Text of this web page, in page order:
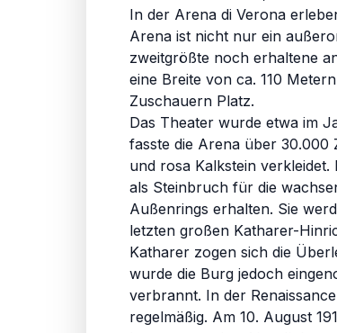
In der Arena di Verona
Arena ist nicht nur ein
zweitgrößte noch erhaltene
eine Breite von ca. 110
Zuschauern Platz.
Das Theater wurde etwa im
fasste die Arena über 30.000
und rosa Kalkstein
als Steinbruch für die
Außenrings erhalten. Sie
letzten großen Katharer-
Katharer zogen sich die
wurde die Burg jedoch
verbrannt. In der
regelmäßig. Am 10. August